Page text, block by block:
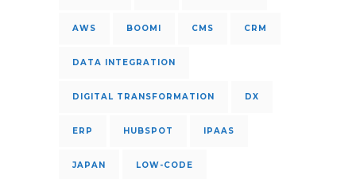
AWS BOOMI CMS CRM
DATA INTEGRATION
DIGITAL TRANSFORMATION DX
ERP HUBSPOT IPAAS
JAPAN LOW-CODE